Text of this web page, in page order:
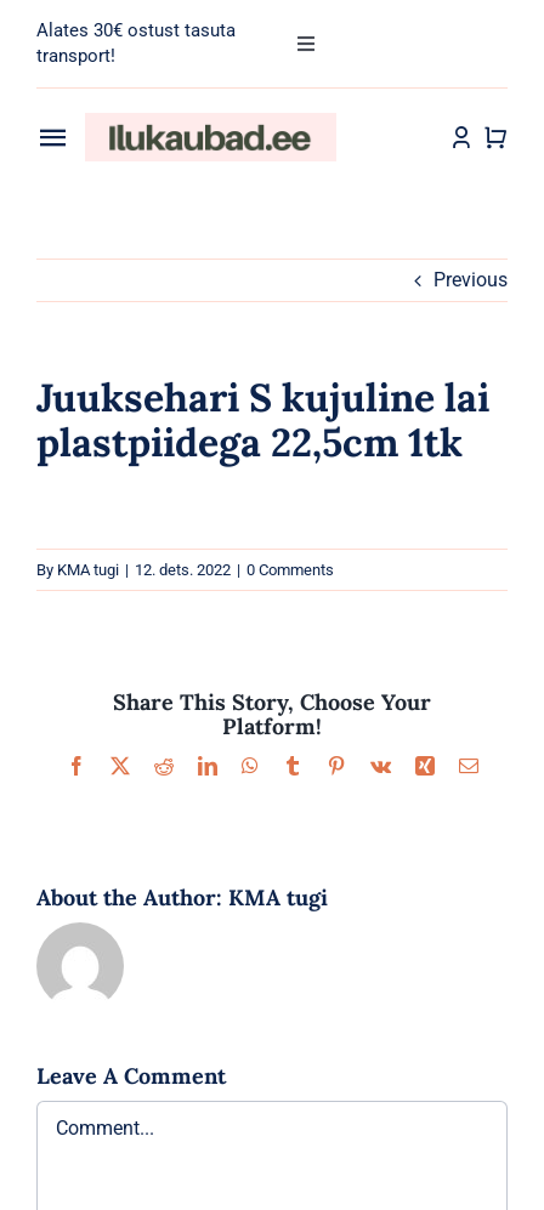
content
Alates 30€ ostust tasuta
transport!
Toggle
for:
Toggle
Meik
Parfüümid
Previous
Juuksehari S kujuline lai
plastpiidega 22,5cm 1tk
By KMA tugi | 12. dets. 2022 | 0 Comments
Share This Story, Choose Your
Platform!
Facebook
X RedditLinkedInWhatsApp
TumblrPinterest
Vk Xing Email
About the Author: KMA tugi
Leave A Comment
Comment